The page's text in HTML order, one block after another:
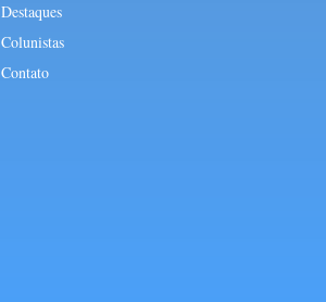
Destaques
Colunistas
Contato